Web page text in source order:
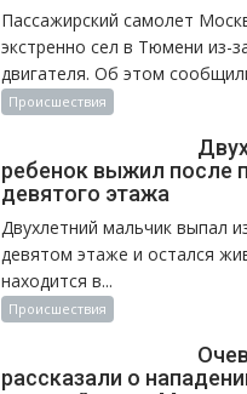
Пассажирский самолет
экстренно сел в Тюмени из-
двигателя. Об этом
Происшествия
ребенок выжил после
девятого этажа
Двухлетний мальчик выпал
девятом этаже и остался
находится в...
Происшествия
рассказали о